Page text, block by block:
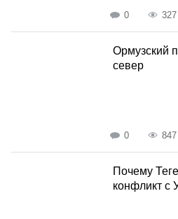
0 327
Ормузский
север
0 847
Почему
конфликт с